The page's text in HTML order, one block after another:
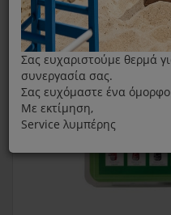
Σας ευχαριστούμε θερμά
συνεργασία σας.
Σας ευχόμαστε ένα όμορφο
Με εκτίμηση,
Service λυμπέρης